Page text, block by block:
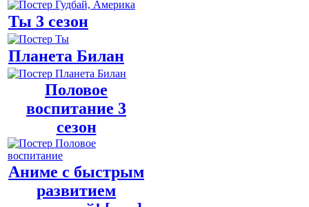
Ты 3 сезон
Планета Билан
Половое
воспитание 3
сезон
Аниме с быстрым
развитием